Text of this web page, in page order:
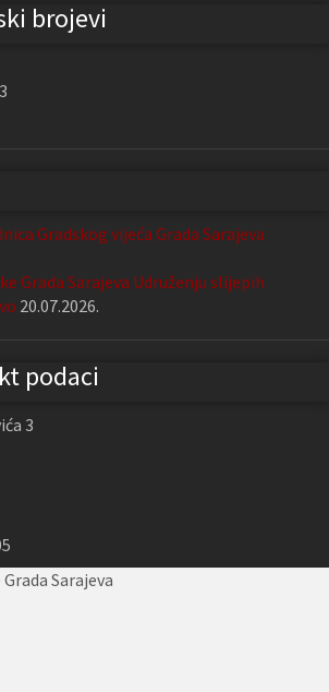
brojevi
Gradskog vijeća Grada Sarajeva
Grada Sarajeva Udruženju slijepih
20.07.2026.
podaci
3
Sarajeva